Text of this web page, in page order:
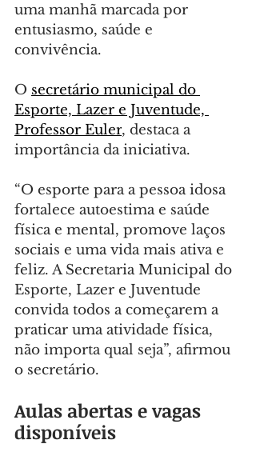
uma manhã marcada por
entusiasmo, saúde e
convivência.
O secretário municipal do
Esporte, Lazer e Juventude,
Professor Euler, destaca a
importância da iniciativa.
“O esporte para a pessoa idosa
fortalece autoestima e saúde
física e mental, promove laços
sociais e uma vida mais ativa e
feliz. A Secretaria Municipal do
Esporte, Lazer e Juventude
convida todos a começarem a
praticar uma atividade física,
não importa qual seja”, afirmou
o secretário.
Aulas abertas e vagas
disponíveis